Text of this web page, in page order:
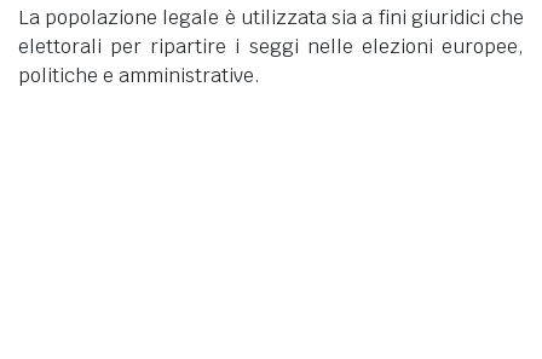
La popolazione legale è utilizzata sia a fini giuridici che
elettorali per ripartire i seggi nelle elezioni europee,
politiche e amministrative.